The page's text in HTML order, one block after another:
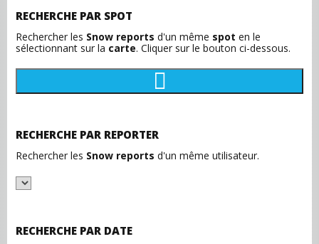
RECHERCHE PAR SPOT
Rechercher les Snow reports d'un même spot en le
sélectionnant sur la carte. Cliquer sur le bouton ci-dessous.
RECHERCHE PAR REPORTER
Rechercher les Snow reports d'un même utilisateur.
RECHERCHE PAR DATE